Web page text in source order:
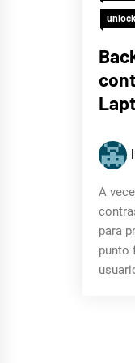
A
para
punto